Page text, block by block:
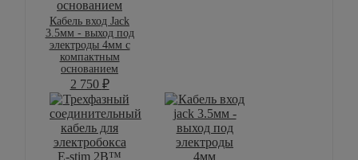
Кабель вход Jack
3.5мм - выход под
электроды 4мм с
компактным
основанием
2 750 ₽